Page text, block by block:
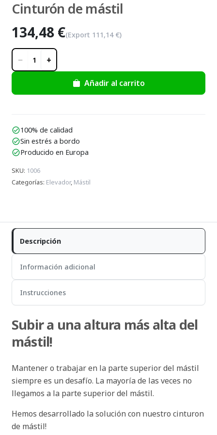
Cinturón de mástil
134,48 €(Export 111,14 €)
− 1 +
Añadir al carrito
check_circle100% de calidad
check_circleSin estrés a bordo
check_circleProducido en Europa
SKU: 1006
Categorías: Elevador, Mástil
Descripción
Información adicional
Instrucciones
Subir a una altura más alta del
mástil!
Mantener o trabajar en la parte superior del mástil
siempre es un desafío. La mayoría de las veces no
llegamos a la parte superior del mástil.
Hemos desarrollado la solución con nuestro cinturon
de mástil!